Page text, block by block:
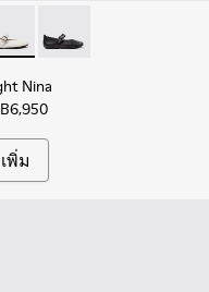
าบัลเลริน่าหนังสีดําสําหรับ
- รองเท้าบัลเลริน่าหนังสีข
Nina - K201962-002
Right Nina -
Nina
เพิ่ม